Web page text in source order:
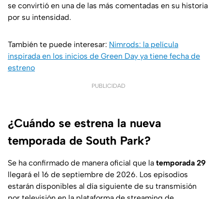
se convirtió en una de las más comentadas en su historia
por su intensidad.
También te puede interesar: Nimrods: la película
inspirada en los inicios de Green Day ya tiene fecha de
estreno
PUBLICIDAD
¿Cuándo se estrena la nueva
temporada de South Park?
Se ha confirmado de manera oficial que la temporada 29
llegará el 16 de septiembre de 2026. Los episodios
estarán disponibles al día siguiente de su transmisión